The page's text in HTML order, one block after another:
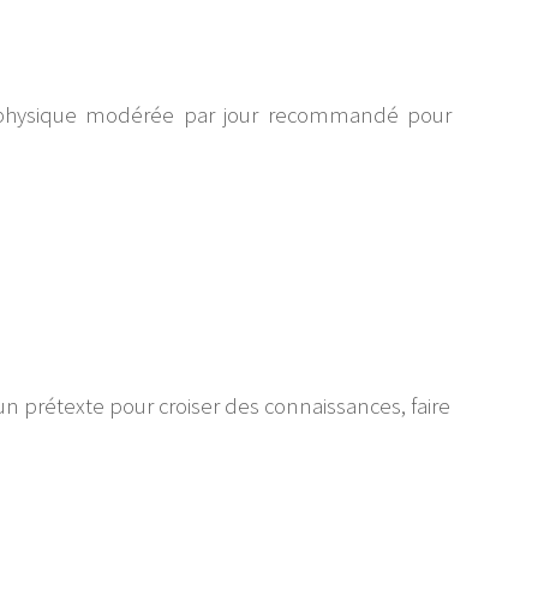
modérée par jour recommandé pour
prétexte pour croiser des connaissances, faire